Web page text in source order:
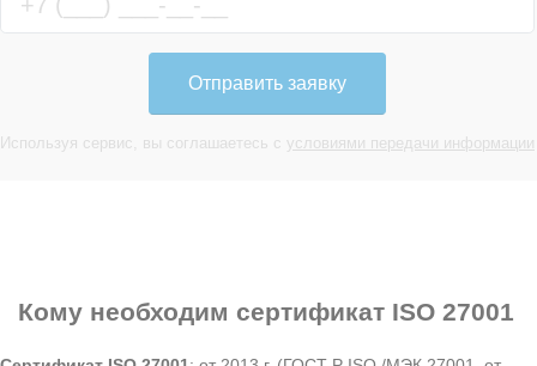
Отправить заявку
Используя сервис, вы соглашаетесь с условиями передачи информации
Кому необходим сертификат ISO 27001